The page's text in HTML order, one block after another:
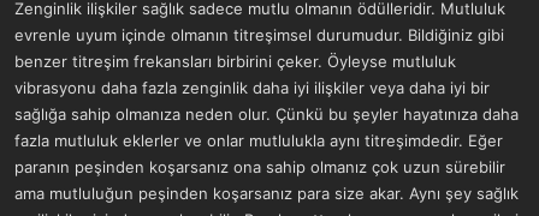
Zenginlik ilişkiler sağlık sadece mutlu olmanın ödülleridir. Mutluluk
evrenle uyum içinde olmanın titreşimsel durumudur. Bildiğiniz gibi
benzer titreşim frekansları birbirini çeker. Öyleyse mutluluk
vibrasyonu daha fazla zenginlik daha iyi ilişkiler veya daha iyi bir
sağlığa sahip olmanıza neden olur. Çünkü bu şeyler hayatınıza daha
fazla mutluluk eklerler ve onlar mutlulukla aynı titreşimdedir. Eğer
paranın peşinden koşarsanız ona sahip olmanız çok uzun sürebilir
ama mutluluğun peşinden koşarsanız para size akar. Aynı şey sağlık